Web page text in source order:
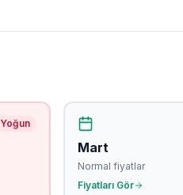
Yoğun
Mart
Normal fiyatlar
Fiyatları Gör